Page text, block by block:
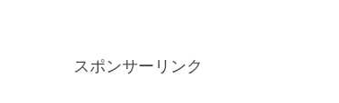
スポンサーリンク